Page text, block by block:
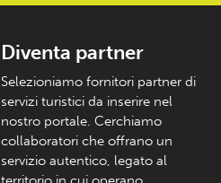
Diventa partner
Selezioniamo fornitori partner di
servizi turistici da inserire nel
nostro portale. Cerchiamo
collaboratori che offrano un
servizio autentico, legato al